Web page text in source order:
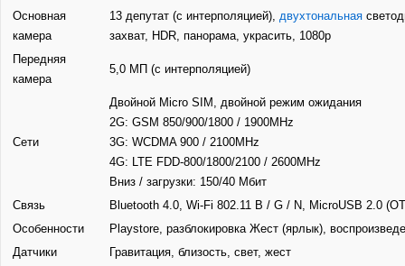
Основная
камера
13 депутат (с интерполяцией), двухтональная
захват, HDR, панорама, украсить, 1080p
Передняя
камера
5,0 МП (с интерполяцией)
Сети
Двойной Micro SIM, двойной режим ожидания
2G: GSM 850/900/1800 / 1900MHz
3G: WCDMA 900 / 2100MHz
4G: LTE FDD-800/1800/2100 / 2600MHz
Вниз / загрузки: 150/40 Мбит
Связь
Bluetooth 4.0, Wi-Fi 802.11 B / G / N, MicroUSB 2.0
Особенности
Playstore, разблокировка Жест (ярлык),
Датчики
Гравитация, близость, свет, жест